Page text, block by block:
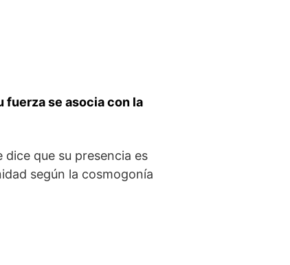
fuerza se asocia con la
​que su ⁢presencia es⁤
según la cosmogonía